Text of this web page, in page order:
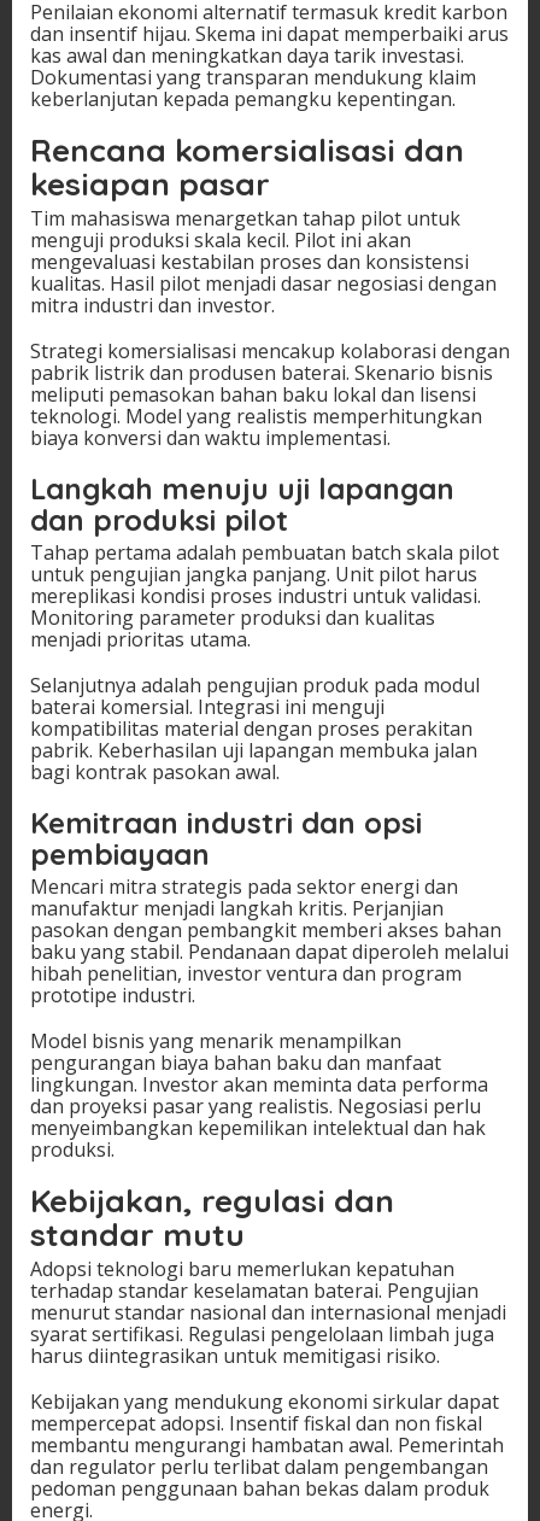
Penilaian ekonomi alternatif termasuk kredit karbon
dan insentif hijau. Skema ini dapat memperbaiki arus
kas awal dan meningkatkan daya tarik investasi.
Dokumentasi yang transparan mendukung klaim
keberlanjutan kepada pemangku kepentingan.
Rencana komersialisasi dan
kesiapan pasar
Tim mahasiswa menargetkan tahap pilot untuk
menguji produksi skala kecil. Pilot ini akan
mengevaluasi kestabilan proses dan konsistensi
kualitas. Hasil pilot menjadi dasar negosiasi dengan
mitra industri dan investor.
Strategi komersialisasi mencakup kolaborasi dengan
pabrik listrik dan produsen baterai. Skenario bisnis
meliputi pemasokan bahan baku lokal dan lisensi
teknologi. Model yang realistis memperhitungkan
biaya konversi dan waktu implementasi.
Langkah menuju uji lapangan
dan produksi pilot
Tahap pertama adalah pembuatan batch skala pilot
untuk pengujian jangka panjang. Unit pilot harus
mereplikasi kondisi proses industri untuk validasi.
Monitoring parameter produksi dan kualitas
menjadi prioritas utama.
Selanjutnya adalah pengujian produk pada modul
baterai komersial. Integrasi ini menguji
kompatibilitas material dengan proses perakitan
pabrik. Keberhasilan uji lapangan membuka jalan
bagi kontrak pasokan awal.
Kemitraan industri dan opsi
pembiayaan
Mencari mitra strategis pada sektor energi dan
manufaktur menjadi langkah kritis. Perjanjian
pasokan dengan pembangkit memberi akses bahan
baku yang stabil. Pendanaan dapat diperoleh melalui
hibah penelitian, investor ventura dan program
prototipe industri.
Model bisnis yang menarik menampilkan
pengurangan biaya bahan baku dan manfaat
lingkungan. Investor akan meminta data performa
dan proyeksi pasar yang realistis. Negosiasi perlu
menyeimbangkan kepemilikan intelektual dan hak
produksi.
Kebijakan, regulasi dan
standar mutu
Adopsi teknologi baru memerlukan kepatuhan
terhadap standar keselamatan baterai. Pengujian
menurut standar nasional dan internasional menjadi
syarat sertifikasi. Regulasi pengelolaan limbah juga
harus diintegrasikan untuk memitigasi risiko.
Kebijakan yang mendukung ekonomi sirkular dapat
mempercepat adopsi. Insentif fiskal dan non fiskal
membantu mengurangi hambatan awal. Pemerintah
dan regulator perlu terlibat dalam pengembangan
pedoman penggunaan bahan bekas dalam produk
energi.